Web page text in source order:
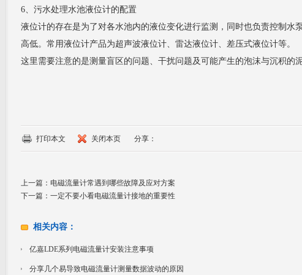
6、污水处理水池液位计的配置
液位计的存在是为了对各水池内的液位变化进行监测，同时也负责控制水
高低。常用液位计产品为超声波液位计、雷达液位计、差压式液位计等。
这里需要注意的是测量盲区的问题、干扰问题及可能产生的泡沫与沉积的泥
打印本文 关闭本页 分享：
上一篇： 电磁流量计常遇到哪些故障及应对方案
下一篇： 一定不要小看电磁流量计接地的重要性
相关内容：
亿嘉LDE系列电磁流量计安装注意事项
分享几个易导致电磁流量计测量数据波动的原因